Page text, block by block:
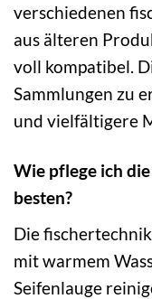
verschiedenen
aus älteren
voll kompatibel.
Sammlungen zu
und vielfältigere
Wie pflege ich
besten?
Die
mit warmem
Seifenlauge